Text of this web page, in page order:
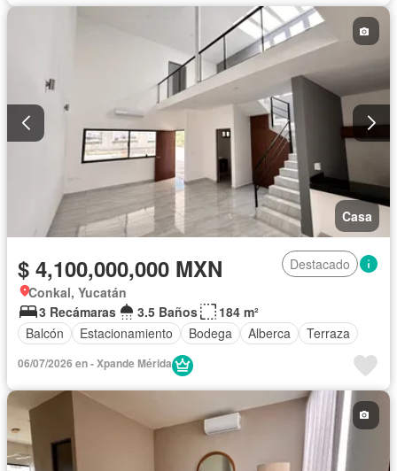
Casa
$ 4,100,000,000 MXN
Destacado
Conkal, Yucatán
3 Recámaras
3.5 Baños
184 m²
Balcón
Estacionamiento Bodega Alberca Terraza
06/07/2026 en - Xpande Mérida